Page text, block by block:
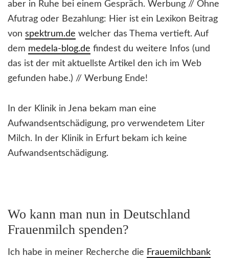
aber in Ruhe bei einem Gespräch. Werbung // Ohne
Afutrag oder Bezahlung: Hier ist ein Lexikon Beitrag
von spektrum.de welcher das Thema vertieft. Auf
dem medela-blog.de findest du weitere Infos (und
das ist der mit aktuellste Artikel den ich im Web
gefunden habe.) // Werbung Ende!
In der Klinik in Jena bekam man eine
Aufwandsentschädigung, pro verwendetem Liter
Milch. In der Klinik in Erfurt bekam ich keine
Aufwandsentschädigung.
Wo kann man nun in Deutschland
Frauenmilch spenden?
Ich habe in meiner Recherche die Frauemilchbank